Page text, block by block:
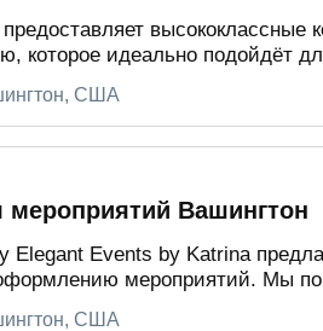
высококлассные
которое идеально подойдёт
США
мероприятий Вашингтон
Elegant Events by Katrina
мероприятий. Мы
США